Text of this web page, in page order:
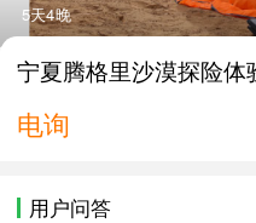
5天4晚
宁夏腾格里沙漠探险
电询
用户问答